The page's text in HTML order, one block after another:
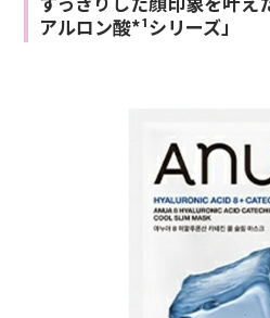
アルロン酸*¹シリーズ」